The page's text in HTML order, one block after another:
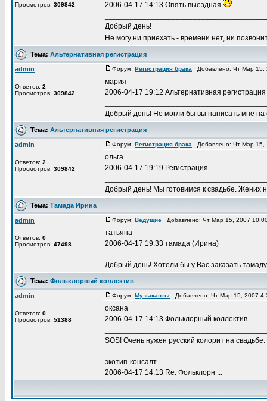
Просмотров: 309842
2006-04-17 14:13 Опять выездная
Добрый день!
Не могу ни приехать - времени нет, ни
Тема: Альтернативная регистрация
admin
Ответов: 2
Просмотров: 309842
Форум: Регистрация брака Добавлено: Чт Мар
мария
2006-04-17 19:12 Альтернативная регистрация
Добрый день! Не могли бы вы написать мне на
Тема: Альтернативная регистрация
admin
Ответов: 2
Просмотров: 309842
Форум: Регистрация брака Добавлено: Чт Мар
ольга
2006-04-17 19:19 Регистрация
Добрый день! Мы готовимся к свадьбе. Жених
Тема: Тамада Ирина
admin
Ответов: 0
Просмотров: 47498
Форум: Ведущие Добавлено: Чт Мар 15, 2007
татьяна
2006-04-17 19:33 тамада (Ирина)
Добрый день! Хотели бы у Вас заказать
Тема: Фольклорный коллектив
admin
Ответов: 0
Просмотров: 51388
Форум: Музыканты Добавлено: Чт Мар 15, 2007
оксана
2006-04-17 14:13 Фольклорный коллектив
SOS! Очень нужен русский колорит на
экотип-консалт
2006-04-17 14:13 Re: Фольклорн ...